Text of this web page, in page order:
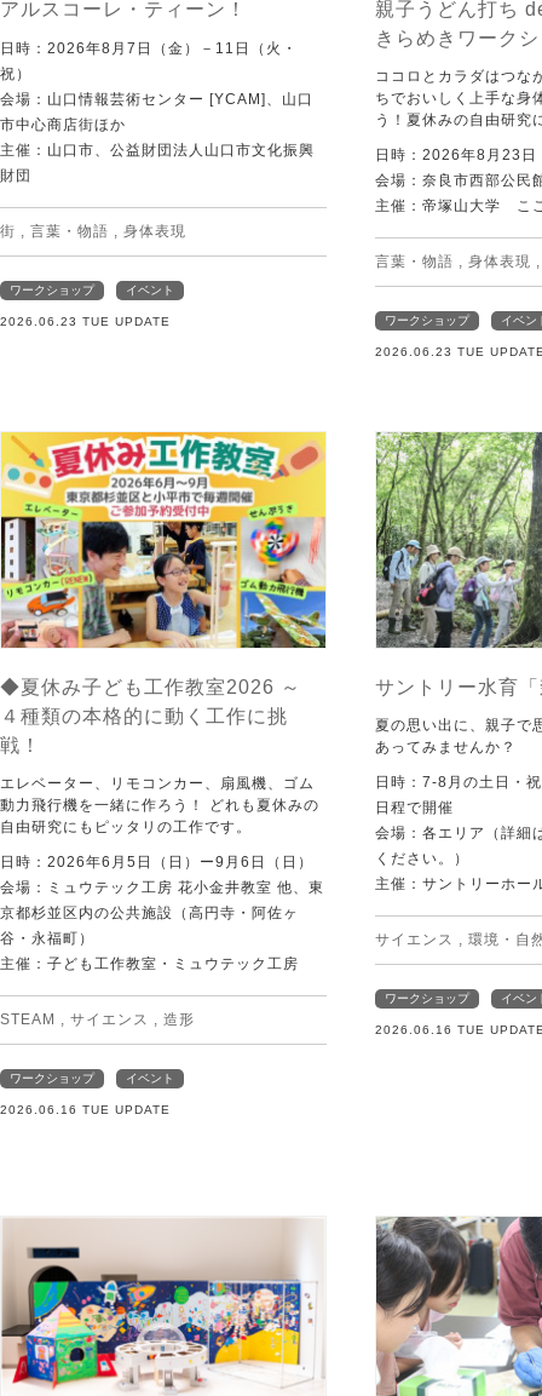
アルスコーレ・ティーン！
日時：2026年8月7日（金）－11日（火・
祝）
会場：山口情報芸術センター [YCAM]、山口
市中心商店街ほか
主催：山口市、公益財団法人山口市文化振興
財団
街 , 言葉・物語 , 身体表現
ワークショップ イベント
2026.06.23 TUE UPDATE
親子うどん打ち
きらめきワーク
ココロとカラダはつな
ちでおいしく上手な身
う！夏休みの自由研究
日時：2026年8月23日
会場：奈良市西部公民
主催：帝塚山大学 こ
言葉・物語 , 身体表現
ワークショップ イベン
2026.06.23 TUE
◆夏休み子ども工作教室2026 ～
４種類の本格的に動く工作に挑
戦！
エレベーター、リモコンカー、扇風機、ゴム
動力飛行機を一緒に作ろう！ どれも夏休みの
自由研究にもピッタリの工作です。
日時：2026年6月5日（日）ー9月6日（日）
会場：ミュウテック工房 花小金井教室 他、東
京都杉並区内の公共施設（高円寺・阿佐ヶ
谷・永福町）
主催：子ども工作教室・ミュウテック工房
STEAM , サイエンス , 造形
ワークショップ イベント
2026.06.16 TUE UPDATE
サントリー水育
夏の思い出に、親子で
あってみませんか？
日時：7-8月の土日・
日程で開催
会場：各エリア（詳細
ください。）
主催：サントリーホー
サイエンス , 環境・自
ワークショップ イベン
2026.06.16 TUE